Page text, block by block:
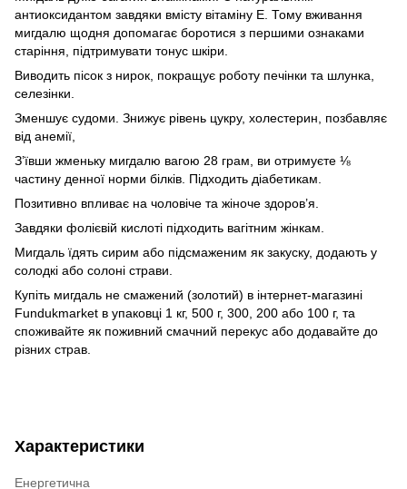
антиоксидантом завдяки вмісту вітаміну Е. Тому вживання
мигдалю щодня допомагає боротися з першими ознаками
старіння, підтримувати тонус шкіри.
Виводить пісок з нирок, покращує роботу печінки та шлунка,
селезінки.
Зменшує судоми. Знижує рівень цукру, холестерин, позбавляє
від анемії,
З’ївши жменьку мигдалю вагою 28 грам, ви отримуєте ⅛
частину денної норми білків. Підходить діабетикам.
Позитивно впливає на чоловіче та жіноче здоров’я.
Завдяки фолієвій кислоті підходить вагітним жінкам.
Мигдаль їдять сирим або підсмаженим як закуску, додають у
солодкі або солоні страви.
Купіть мигдаль не смажений (золотий) в інтернет-магазині
Fundukmarket в упаковці 1 кг, 500 г, 300, 200 або 100 г, та
споживайте як поживний смачний перекус або додавайте до
різних страв.
Характеристики
Енергетична